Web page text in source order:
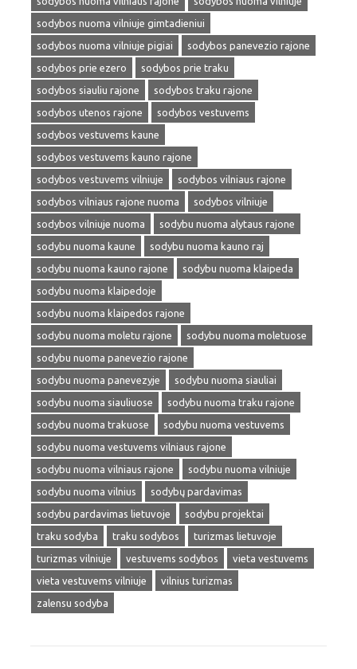
sodybos nuoma vilniuje gimtadieniui
sodybos nuoma vilniuje pigiai
sodybos panevezio rajone
sodybos prie ezero
sodybos prie traku
sodybos siauliu rajone
sodybos traku rajone
sodybos utenos rajone
sodybos vestuvems
sodybos vestuvems kaune
sodybos vestuvems kauno rajone
sodybos vestuvems vilniuje
sodybos vilniaus rajone
sodybos vilniaus rajone nuoma
sodybos vilniuje
sodybos vilniuje nuoma
sodybu nuoma alytaus rajone
sodybu nuoma kaune
sodybu nuoma kauno raj
sodybu nuoma kauno rajone
sodybu nuoma klaipeda
sodybu nuoma klaipedoje
sodybu nuoma klaipedos rajone
sodybu nuoma moletu rajone
sodybu nuoma moletuose
sodybu nuoma panevezio rajone
sodybu nuoma panevezyje
sodybu nuoma siauliai
sodybu nuoma siauliuose
sodybu nuoma traku rajone
sodybu nuoma trakuose
sodybu nuoma vestuvems
sodybu nuoma vestuvems vilniaus rajone
sodybu nuoma vilniaus rajone
sodybu nuoma vilniuje
sodybu nuoma vilnius
sodybų pardavimas
sodybu pardavimas lietuvoje
sodybu projektai
traku sodyba
traku sodybos
turizmas lietuvoje
turizmas vilniuje
vestuvems sodybos
vieta vestuvems
vieta vestuvems vilniuje
vilnius turizmas
zalensu sodyba